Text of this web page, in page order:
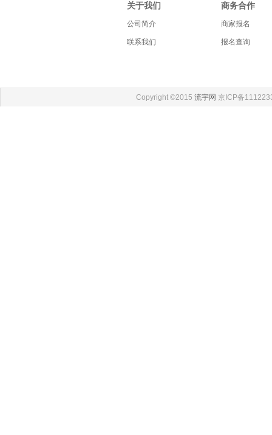
关于我们
公司简介
联系我们
商务合作
商家报名
报名查询
Copyright ©2015流宇网 京ICP备